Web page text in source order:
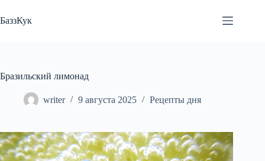
к
сути
БаззКук
Бразильский лимонад
writer 9 августа 2025 Рецепты дня